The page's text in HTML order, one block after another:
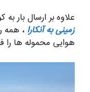
علاوه بر ارسال بار
زمینی به آنکارا ، همه
هوایی محموله ها را